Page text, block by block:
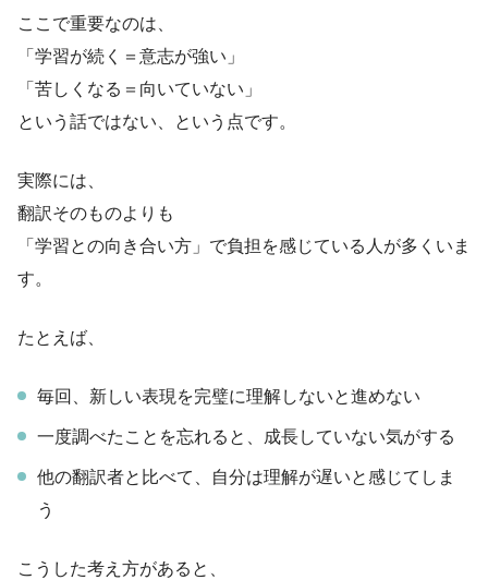
ここで重要なのは、
「学習が続く＝意志が強い」
「苦しくなる＝向いていない」
という話ではない、という点です。
実際には、
翻訳そのものよりも
「学習との向き合い方」で負担を感じている人が多くいま
す。
たとえば、
毎回、新しい表現を完璧に理解しないと進めない
一度調べたことを忘れると、成長していない気がする
他の翻訳者と比べて、自分は理解が遅いと感じてしま
う
こうした考え方があると、